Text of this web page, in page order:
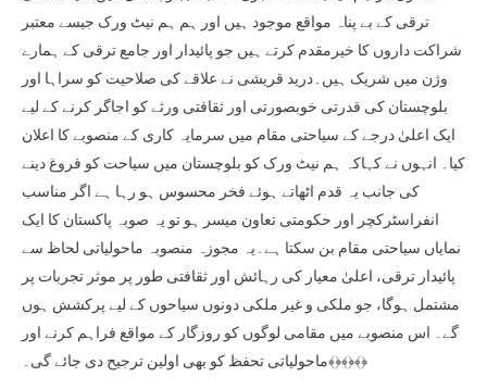
ترقی کے بے پناہ مواقع موجود ہیں اور ہم ہم نیٹ ورک جیسے معتبر
شراکت داروں کا خیرمقدم کرتے ہیں جو پائیدار اور جامع ترقی کے ہمارے
وژن میں شریک ہیں۔درید قریشی نے علاقے کی صلاحیت کو سراہا اور
بلوچستان کی قدرتی خوبصورتی اور ثقافتی ورثے کو اجاگر کرنے کے لیے
ایک اعلیٰ درجے کے سیاحتی مقام میں سرمایہ کاری کے منصوبے کا اعلان
کیا۔ انہوں نے کہاکہ ہم نیٹ ورک کو بلوچستان میں سیاحت کو فروغ دینے
کی جانب یہ قدم اٹھاتے ہوئے فخر محسوس ہو رہا ہے اگر مناسب
انفراسٹرکچر اور حکومتی تعاون میسر ہو تو یہ صوبہ پاکستان کا ایک
نمایاں سیاحتی مقام بن سکتا ہے۔یہ مجوزہ منصوبہ ماحولیاتی لحاظ سے
پائیدار ترقی، اعلیٰ معیار کی رہائش اور ثقافتی طور پر موثر تجربات پر
مشتمل ہوگا، جو ملکی و غیر ملکی دونوں سیاحوں کے لیے پرکشش ہوں
گے۔ اس منصوبے میں مقامی لوگوں کو روزگار کے مواقع فراہم کرنے اور
ماحولیاتی تحفظ کو بھی اولین ترجیح دی جائے گی۔﴾﴿﴾﴿﴾﴿